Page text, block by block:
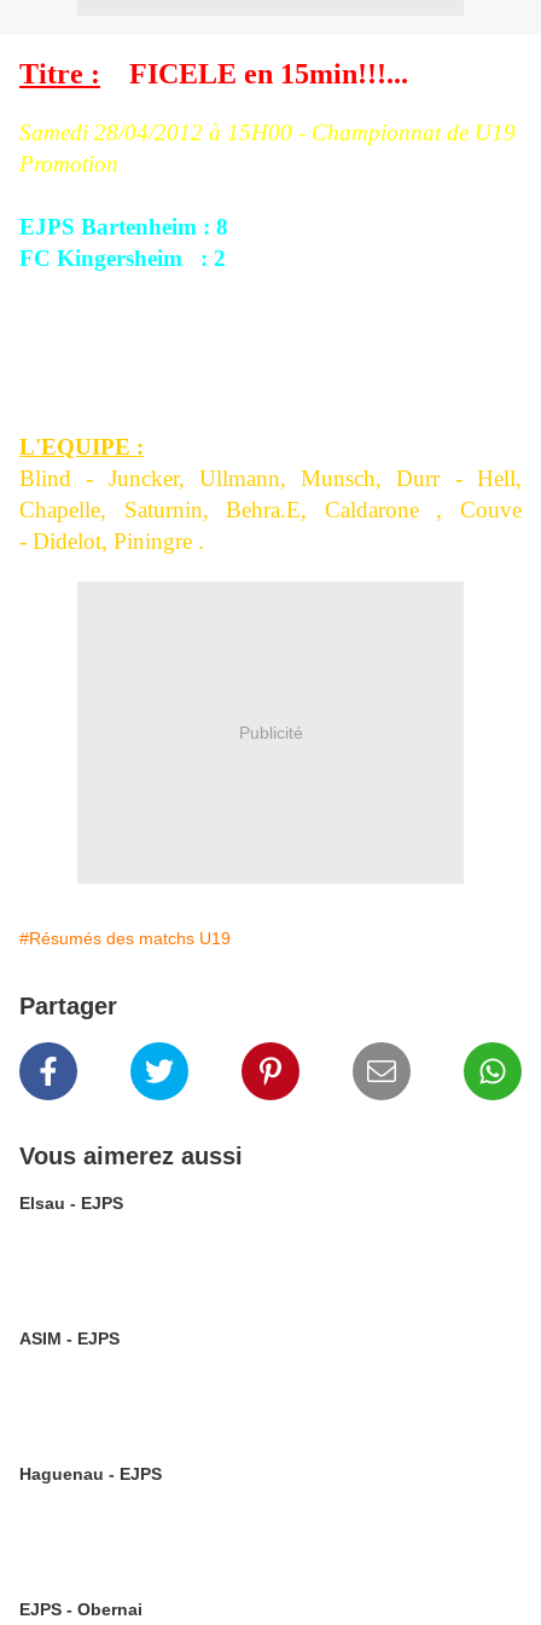
Titre : FICELE en 15min!!!...
Samedi 28/04/2012 à 15H00 - Championnat de U19
Promotion
EJPS Bartenheim : 8
FC Kingersheim : 2
L'EQUIPE :
Blind - Juncker, Ullmann, Munsch, Durr - Hell,
Chapelle, Saturnin, Behra.E, Caldarone , Couve
- Didelot, Piningre .
Publicité
#Résumés des matchs U19
Partager
Vous aimerez aussi
Elsau - EJPS
ASIM - EJPS
Haguenau - EJPS
EJPS - Obernai